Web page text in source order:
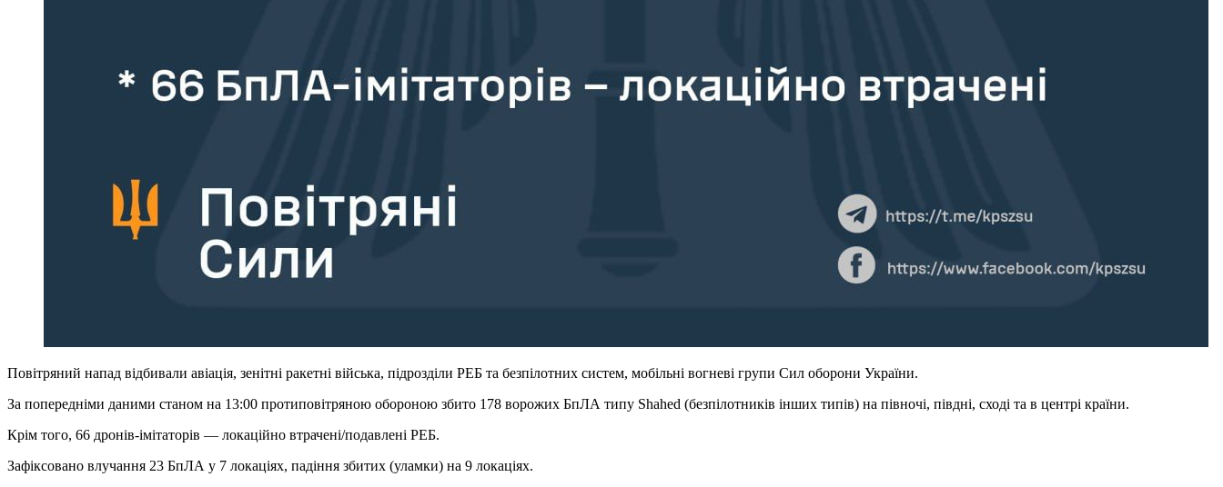
Повітряний напад відбивали авіація, зенітні ракетні війська, підрозділи РЕБ та безпілотних систем, мобільні вогневі групи Сил оборони України.
За попередніми даними станом на 13:00 протиповітряною обороною збито 178 ворожих БпЛА типу Shahed (безпілотників інших типів) на півночі, півдні, сході та в центрі країни.
Крім того, 66 дронів-імітаторів — локаційно втрачені/подавлені РЕБ.
Зафіксовано влучання 23 БпЛА у 7 локаціях, падіння збитих (уламки) на 9 локаціях.